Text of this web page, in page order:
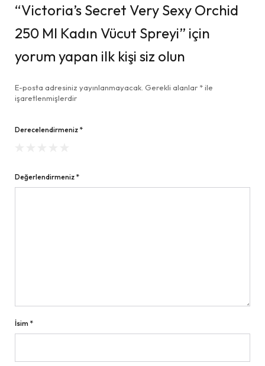
“Victoria’s Secret Very Sexy Orchid
250 Ml Kadın Vücut Spreyi” için
yorum yapan ilk kişi siz olun
E-posta adresiniz yayınlanmayacak. Gerekli alanlar *ile
işaretlenmişlerdir
Derecelendirmeniz *
Değerlendirmeniz *
İsim *